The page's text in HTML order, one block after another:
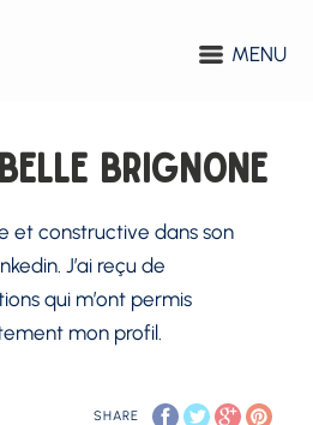
MENU
Brignone
et constructive dans son
J’ai reçu de
qui m’ont permis
mon profil.
SHARE